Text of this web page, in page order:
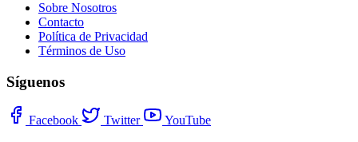
Sobre Nosotros
Contacto
Política de Privacidad
Términos de Uso
Síguenos
Facebook Twitter
YouTube